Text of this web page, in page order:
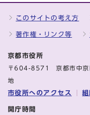
このサイトの考え方
著作権・リンク等
京都市役所
〒604-8571 京都市中京
地
市役所へのアクセス 組
開庁時間